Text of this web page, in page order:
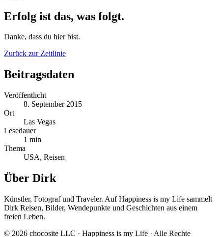
Erfolg ist das, was folgt.
Danke, dass du hier bist.
Zurück zur Zeitlinie
Beitragsdaten
Veröffentlicht
8. September 2015
Ort
Las Vegas
Lesedauer
1 min
Thema
USA, Reisen
Über Dirk
Künstler, Fotograf und Traveler. Auf Happiness is my Life sammelt
Dirk Reisen, Bilder, Wendepunkte und Geschichten aus einem
freien Leben.
© 2026 chocosite LLC · Happiness is my Life · Alle Rechte